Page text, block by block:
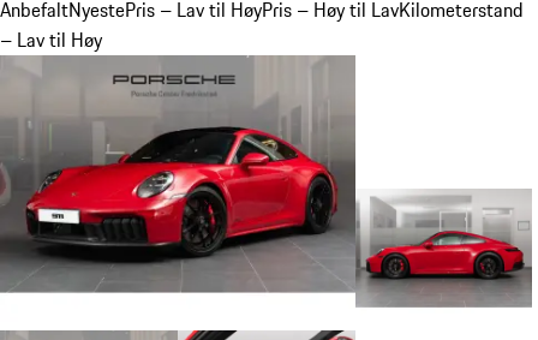
AnbefaltNyestePris – Lav til HøyPris – Høy til LavKilometerstand
– Lav til Høy